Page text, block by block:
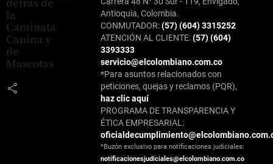
detrás de
la
Caminata
Canina y
de
Mascotas
share
Antioquia, Colombia.
CONMUTADOR:(57) (604) 3315252
ATENCIÓN AL CLIENTE:(57) (604)
3393333
servicio@elcolombiano.com.co
*Para asuntos relacionados con
peticiones, quejas y reclamos (PQR),
haz clic aquí
PROGRAMA DE TRANSPARENCIA Y
ÉTICA EMPRESARIAL:
*Buzón exclusivo para notificaciones judiciales:
notificacionesjudiciales@elcolombiano.com.co